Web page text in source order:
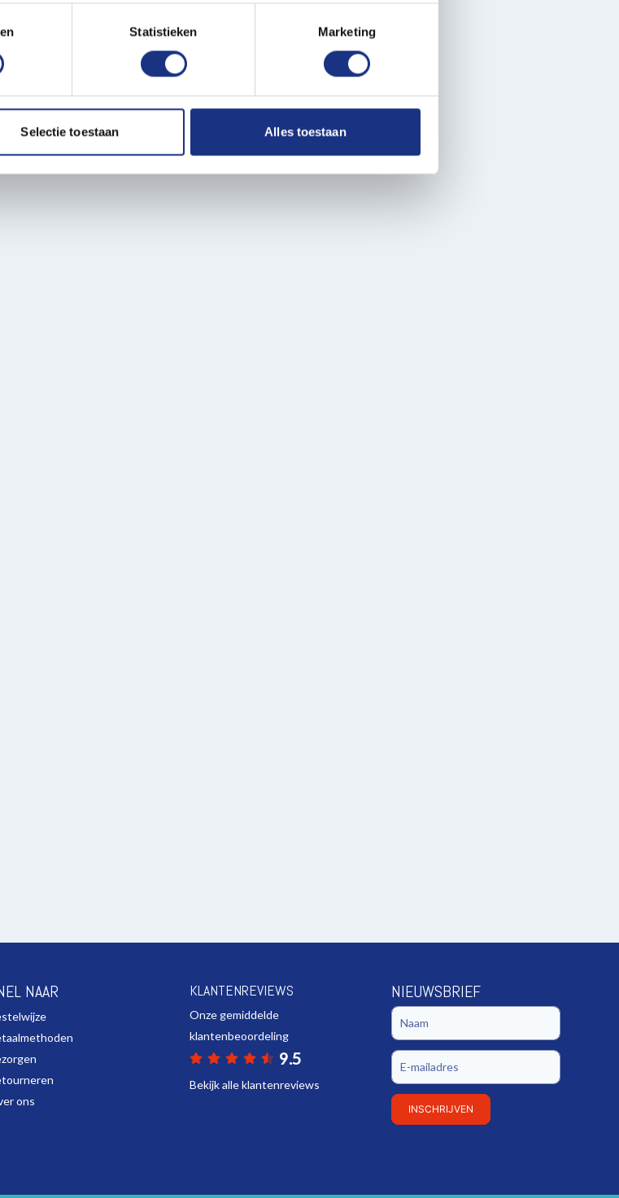
op specifieke eigenschappen (fingerprinting)
verwerkt en stel uw voorkeuren in het
detailgedeeltein. U kunt uw
in de Cookieverklaring.
over uw gebruik van onze site met onze partners voor social
deze gegevens combineren met andere informatie die u aan ze heeft
Statistieken Marketing
Selectie toestaan Alles toestaan
NAAR
ons
KLANTENREVIEWS
Onze gemiddelde
klantenbeoordeling
9.5
Bekijk alle klantenreviews
NIEUWSBRIEF
INSCHRIJVEN